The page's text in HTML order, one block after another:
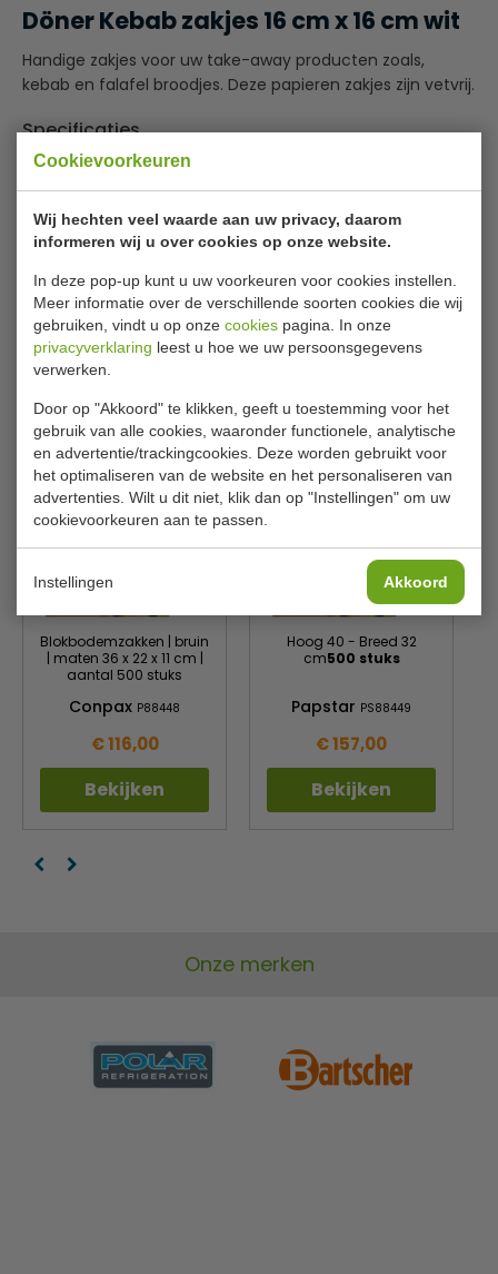
Cookievoorkeuren
Wij hechten veel waarde aan uw privacy, daarom
informeren wij u over cookies op onze website.
In deze pop-up kunt u uw voorkeuren voor cookies instellen.
Meer informatie over de verschillende soorten cookies die wij
gebruiken, vindt u op onze cookies pagina. In onze
privacyverklaring leest u hoe we uw persoonsgegevens
verwerken.
Door op "Akkoord" te klikken, geeft u toestemming voor het
gebruik van alle cookies, waaronder functionele, analytische
en advertentie/trackingcookies. Deze worden gebruikt voor
het optimaliseren van de website en het personaliseren van
advertenties. Wilt u dit niet, klik dan op "Instellingen" om uw
cookievoorkeuren aan te passen.
Instellingen Akkoord
Döner Kebab zakjes 16 cm x 16 cm wit
Handige zakjes voor uw take-away producten zoals,
kebab en falafel broodjes. Deze papieren zakjes zijn vetvrij.
Specificaties
Aantal
1.000 stuks
Kleur
Wit
Materiaal
Papier (Vetvrij)
Is dit iets voor jou?
Blokbodemzakken | bruin
| maten 36 x 22 x 11 cm |
aantal 500 stuks
Conpax P88448
€ 116,00
Bekijken
Hoog 40 - Breed 32
cm500 stuks
Papstar PS88449
€ 157,00
Bekijken
Onze merken